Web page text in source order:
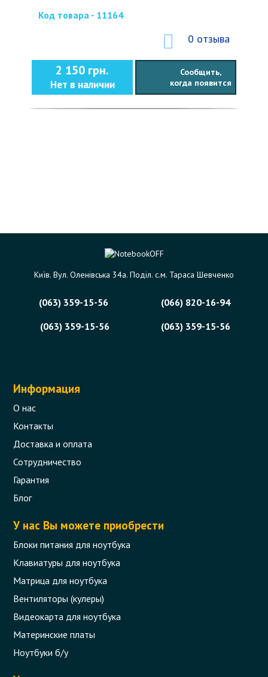
Код товара - 11164
0 отзыва
2 150 грн.
Нет в наличии
Сообщить,
когда появится
Київ. Вул. Оленівська 34а. Поділ. с.м. Тараса Шевченко
(063) 359-15-56
(066) 820-16-94
(063) 359-15-56
(063) 359-15-56
Информация
О нас
Контакты
Доставка и оплата
Сотрудничество
Гарантия
Блог
У нас Вы можете приобрести
Блоки питания для ноутбука
Клавиатуры для ноутбука
Матрица для ноутбука
Вентиляторы (кулеры)
Видеокарта для ноутбука
Материнские платы
Ноутбуки б/у